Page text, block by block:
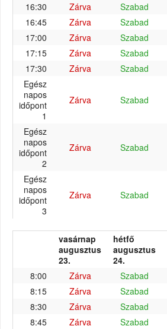
16:30 Zárva Szabad
16:45
Zárva Szabad
17:00
Zárva Szabad
17:15
Zárva Szabad
17:30
Zárva Szabad
Egész
napos
időpont
1
Zárva Szabad
Egész
napos
időpont
2
Zárva Szabad
Egész
napos
időpont
3
Zárva Szabad
vasárnap
augusztus
23.
hétfő
augusztus
24.
8:00
Zárva Szabad
8:15
Zárva Szabad
8:30
Zárva Szabad
8:45
Zárva Szabad